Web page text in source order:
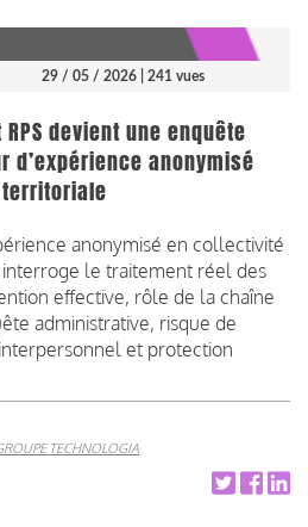
29 / 05 / 2026 | 241 vues
devient une enquête
anonymisé
anonymisé en collectivité
le traitement réel des
effective, rôle de la chaîne
administrative, risque de
et protection
TECHNOLOGIA